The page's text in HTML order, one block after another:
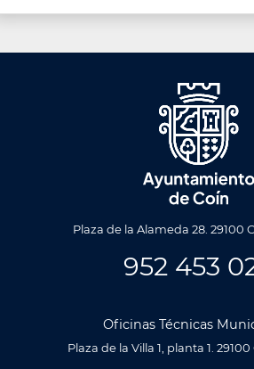
Plaza de la Alameda 28. 29100
952 453
Oficinas Técnicas
Plaza de la Villa 1, planta 1.